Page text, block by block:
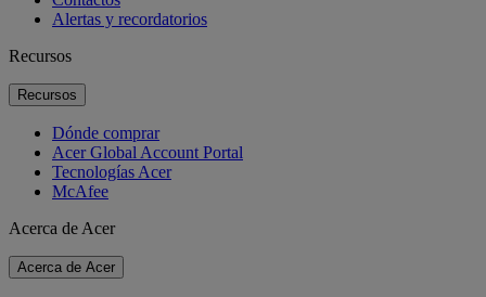
Alertas y recordatorios
Recursos
Recursos
Dónde comprar
Acer Global Account Portal
Tecnologías Acer
McAfee
Acerca de Acer
Acerca de Acer